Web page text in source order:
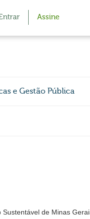
Assine
e Gestão Pública
de Minas